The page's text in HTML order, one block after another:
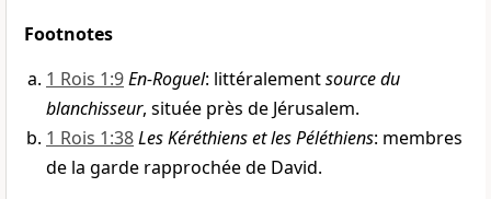
Footnotes
1 Rois 1:9En-Roguel: littéralementsource du
blanchisseur, située près de Jérusalem.
1 Rois 1:38Les Kéréthiens et les Péléthiens: membres
de la garde rapprochée de David.